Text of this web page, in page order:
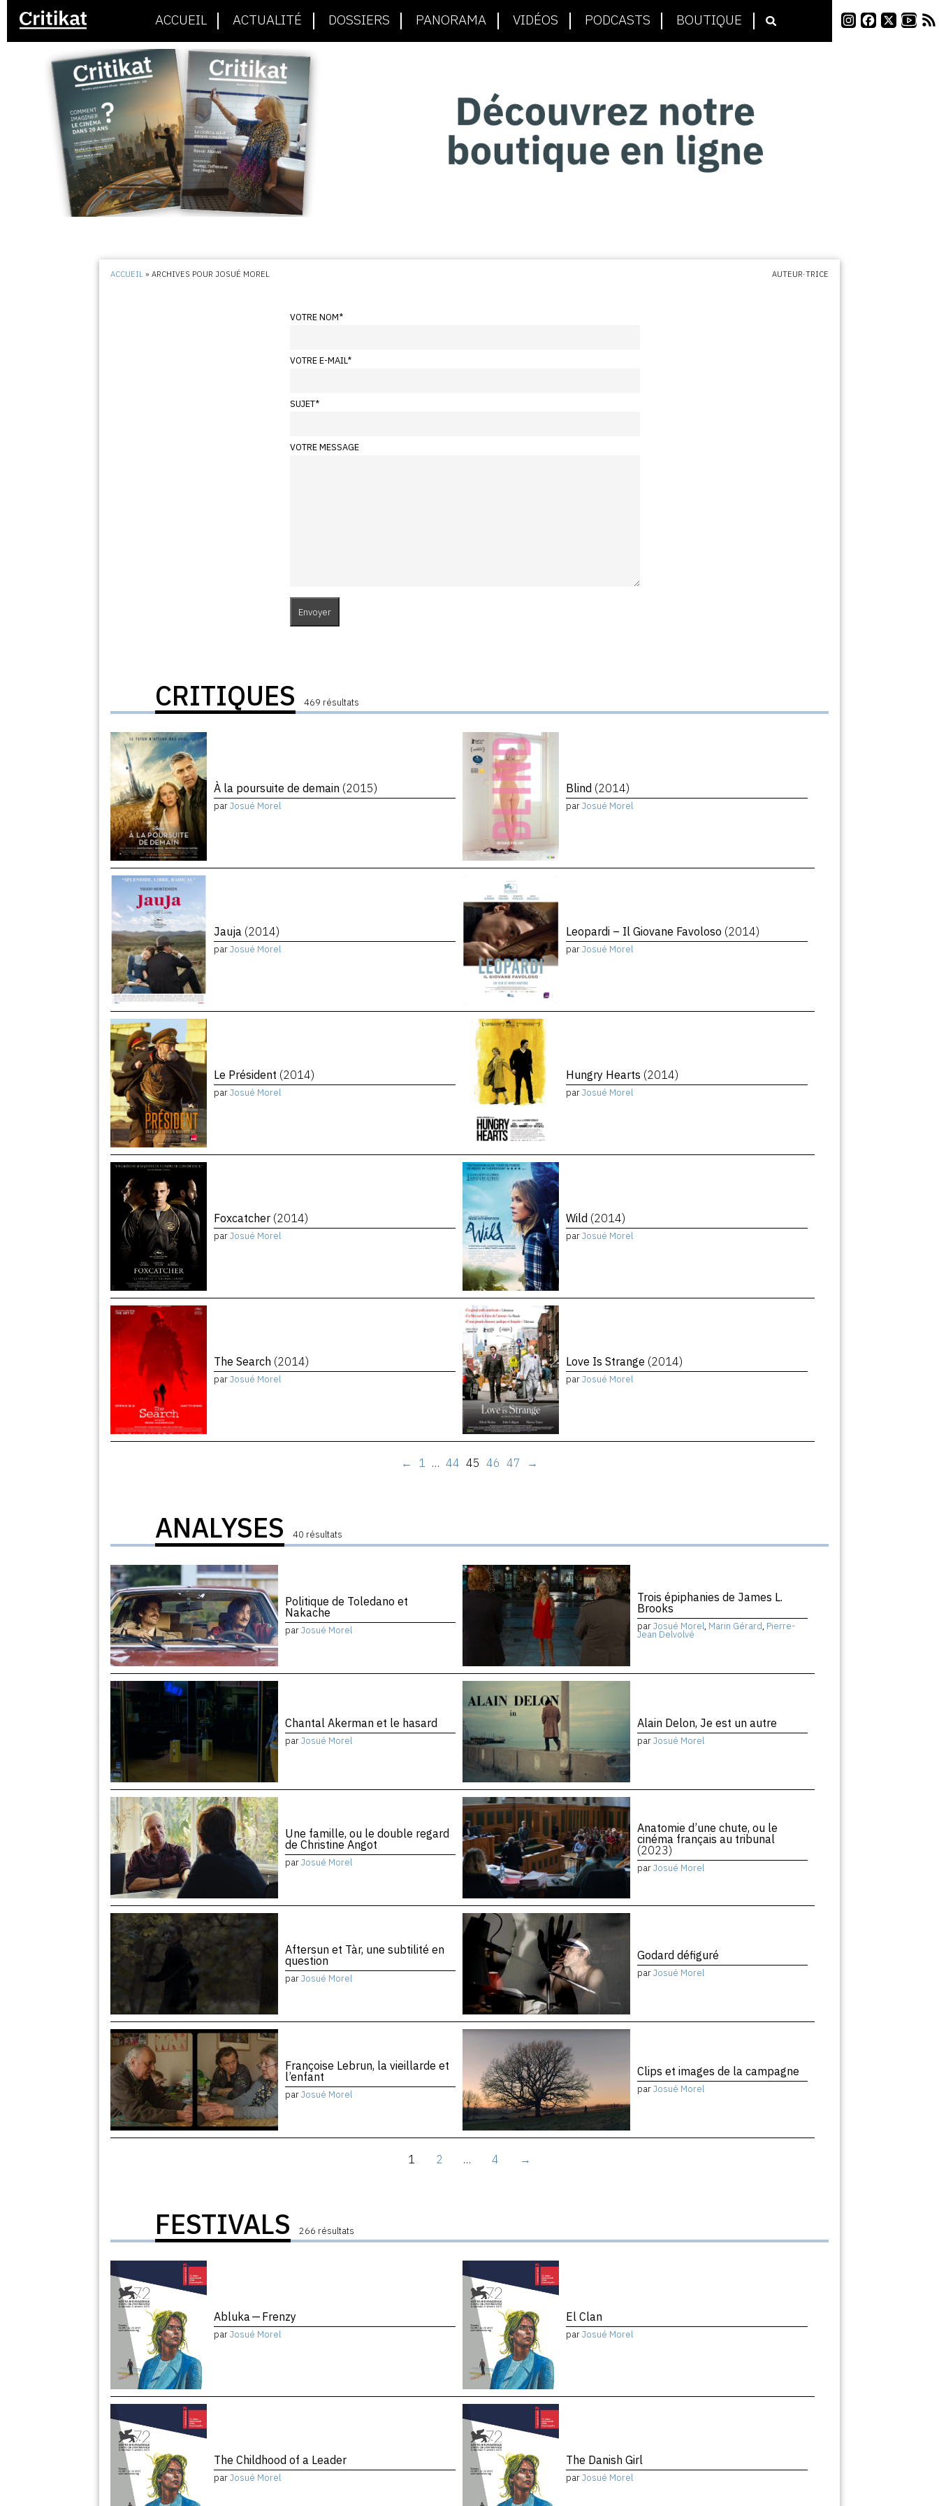
ACCUEIL ACTUALITÉ DOSSIERS PANORAMA VIDÉOS PODCASTS BOUTIQUE
ACCUEIL »ARCHIVES POUR JOSUÉ MOREL AUTEUR·TRICE
VOTRE NOM*
VOTRE E-MAIL*
SUJET*
VOTRE MESSAGE
CRITIQUES 469 résultats
À la poursuite de demain (2015)
parJosué Morel
Blind (2014)
parJosué Morel
Jauja (2014)
parJosué Morel
Leopardi – Il Giovane Favoloso (2014)
parJosué Morel
Le Président (2014)
parJosué Morel
Hungry Hearts (2014)
parJosué Morel
Foxcatcher (2014)
parJosué Morel
Wild (2014)
parJosué Morel
The Search (2014)
parJosué Morel
Love Is Strange (2014)
parJosué Morel
← 1 … 44 45 46 47 →
ANALYSES 40 résultats
Politique de Toledano et
Nakache
parJosué Morel
Trois épiphanies de James L.
Brooks
parJosué Morel, Marin Gérard, Pierre-
Jean Delvolvé
Chantal Akerman et le hasard
parJosué Morel
Alain Delon, Je est un autre
parJosué Morel
Une famille, ou le double regard
de Christine Angot
parJosué Morel
Anatomie d’une chute, ou le
cinéma français au tribunal
(2023)
parJosué Morel
Aftersun et Tàr, une subtilité en
question
parJosué Morel
Godard défiguré
parJosué Morel
Françoise Lebrun, la vieillarde et
l’enfant
parJosué Morel
Clips et images de la campagne
parJosué Morel
1 2 … 4 →
FESTIVALS 266 résultats
Abluka — Frenzy
parJosué Morel
El Clan
parJosué Morel
The Childhood of a Leader
parJosué Morel
The Danish Girl
parJosué Morel